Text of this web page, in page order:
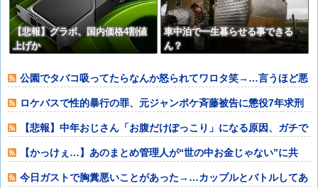
【悲報】グラボ、国内価格4割値
上げか
車中泊で一生暮らせる事できる
ん？
公園でタバコ吸ってたらなんか怒られてワロタ笑→…言うほど悪
ロケバスで性的暴行の罪、元ジャンポケ斉藤被告に懲役7年求刑
⇒！
【悲報】中年おじさん「お腹だけぽっこり」になる原因、ガチで
判明するwww
【かっけぇ…】あのまとめ管理人が“世の中お金じゃない”に共
感‥‥「お金で
今日ガストで胸糞悪いことがあった→…カップルとバトルしてあ